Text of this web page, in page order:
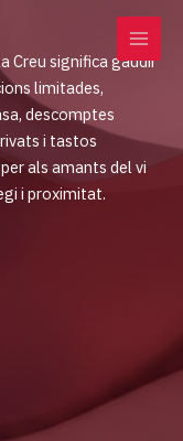
Creu significa gaudir
limitades,
descomptes
i tastos
als amants del vi
i proximitat.